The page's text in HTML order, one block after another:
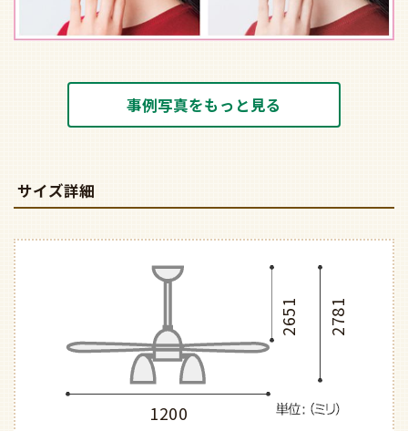
事例写真をもっと見る
サイズ詳細
1200
2781
2651